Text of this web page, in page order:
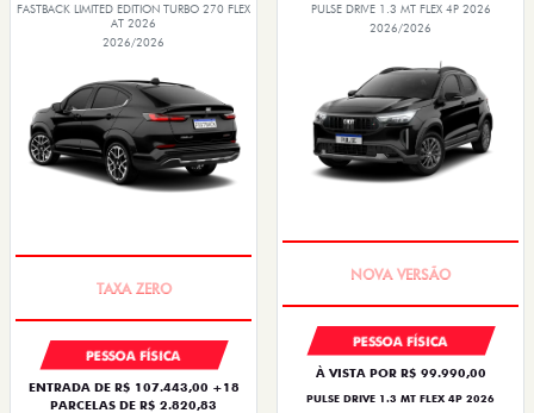
FASTBACK LIMITED EDITION TURBO 270 FLEX
AT 2026
2026/2026
PESSOA FÍSICA
ENTRADA DE R$ 107.443,00 +18
PARCELAS DE R$ 2.820,83
PULSE DRIVE 1.3 MT FLEX 4P 2026
2026/2026
PESSOA FÍSICA
À VISTA POR R$ 99.990,00
PULSE DRIVE 1.3 MT FLEX 4P 2026